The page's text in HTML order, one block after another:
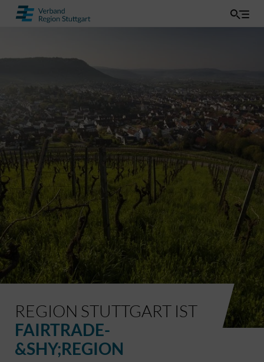
REGION STUTTGART IST
FAIRTRADE-
&SHY;REGION